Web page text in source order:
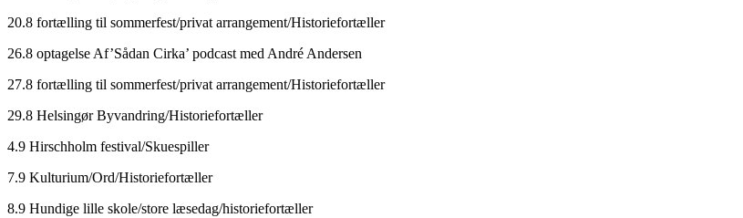
20.8 fortælling til sommerfest/privat arrangement/Historiefortæller
26.8 optagelse Af’Sådan Cirka’ podcast med André Andersen
27.8 fortælling til sommerfest/privat arrangement/Historiefortæller
29.8 Helsingør Byvandring/Historiefortæller
4.9 Hirschholm festival/Skuespiller
7.9 Kulturium/Ord/Historiefortæller
8.9 Hundige lille skole/store læsedag/historiefortæller